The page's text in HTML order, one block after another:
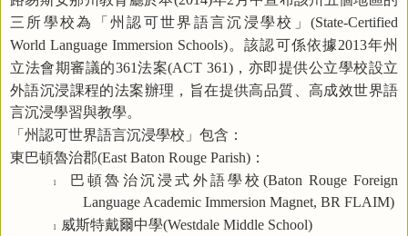
三所學校為「州認可世界語言沉浸學校」
(State-Certified
World Language Immersion Schools)。該認可係依據2013年州
立法會期審議的361法案(ACT 361)，亦即提供公立學校設立
外語沉浸課程的法案辦理，旨在提供高品質、高成效世界語
言沉浸學習與教學。
「州認可世界語言沉浸學校」包含：
東巴頓魯治郡(East Baton Rouge Parish) ：
l 巴頓魯治沉浸式外語學校 (Baton Rouge Foreign
Language Academic Immersion Magnet, BR FLAIM)
l 威斯特戴爾中學(Westdale Middle School)